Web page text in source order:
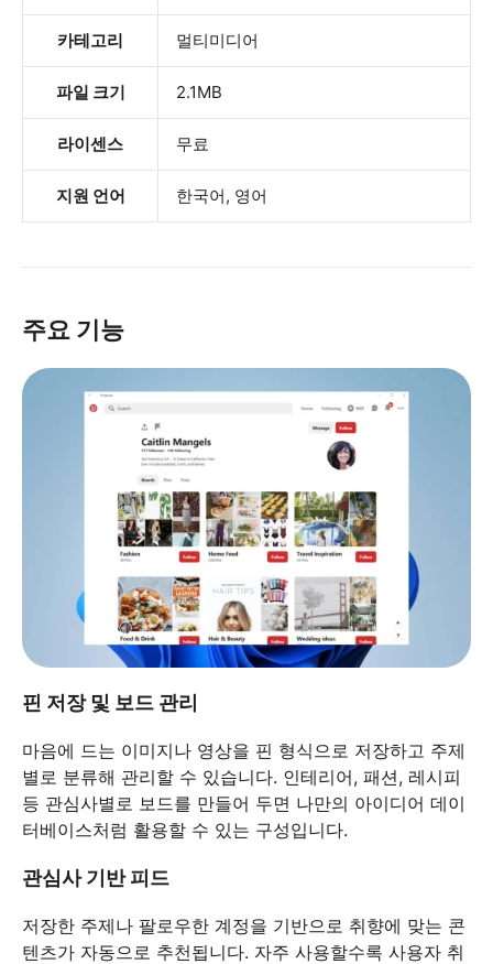
카테고리 멀티미디어
파일 크기 2.1MB
라이센스 무료
지원 언어 한국어, 영어
주요 기능
핀 저장 및 보드 관리
마음에 드는 이미지나 영상을 핀 형식으로 저장하고 주제
별로 분류해 관리할 수 있습니다. 인테리어, 패션, 레시피
등 관심사별로 보드를 만들어 두면 나만의 아이디어 데이
터베이스처럼 활용할 수 있는 구성입니다.
관심사 기반 피드
저장한 주제나 팔로우한 계정을 기반으로 취향에 맞는 콘
텐츠가 자동으로 추천됩니다. 자주 사용할수록 사용자 취